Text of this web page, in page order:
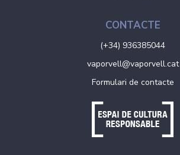
CONTACTE
(+34) 936385044
vaporvell@vaporvell.cat
Formulari de contacte